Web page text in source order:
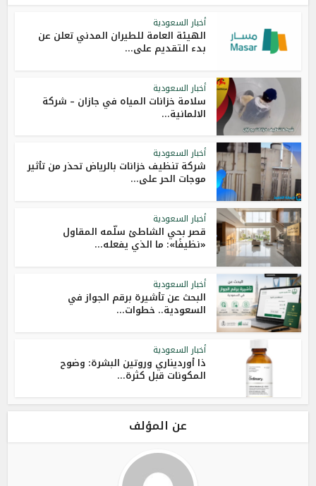
أخبار السعودية
الهيئة العامة للطيران المدني تعلن عن
بدء التقديم على...
أخبار السعودية
سلامة خزانات المياه في جازان – شركة
الالمانية...
أخبار السعودية
شركة تنظيف خزانات بالرياض تحذر من تأثير
موجات الحر على...
أخبار السعودية
قصر بحي الشاطئ سلّمه المقاول
«نظيفًا»: ما الذي يفعله...
أخبار السعودية
البحث عن تأشيرة برقم الجواز في
السعودية.. خطوات...
أخبار السعودية
ذا أورديناري وروتين البشرة: وضوح
المكونات قبل كثرة...
عن المؤلف